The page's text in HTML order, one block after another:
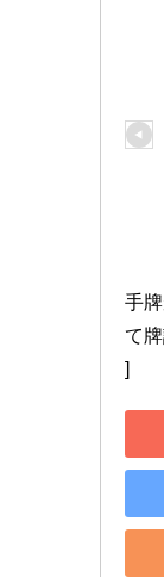
手
て
]